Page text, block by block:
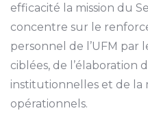
efficacité la mission du
concentre sur le
personnel de l’UFM par
ciblées, de l’élaboration
institutionnelles et de la
opérationnels.